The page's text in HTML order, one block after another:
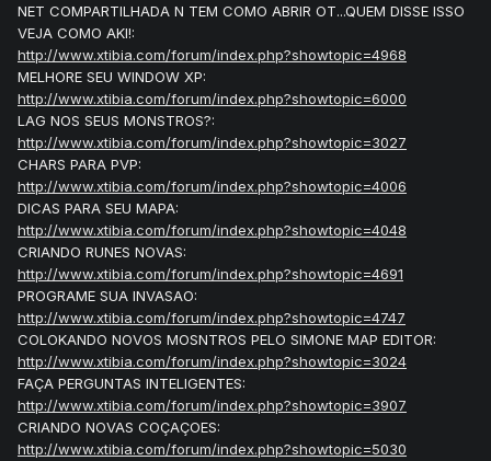
NET COMPARTILHADA N TEM COMO ABRIR OT...QUEM DISSE ISSO
VEJA COMO AKI!:
http://www.xtibia.com/forum/index.php?showtopic=4968
MELHORE SEU WINDOW XP:
http://www.xtibia.com/forum/index.php?showtopic=6000
LAG NOS SEUS MONSTROS?:
http://www.xtibia.com/forum/index.php?showtopic=3027
CHARS PARA PVP:
http://www.xtibia.com/forum/index.php?showtopic=4006
DICAS PARA SEU MAPA:
http://www.xtibia.com/forum/index.php?showtopic=4048
CRIANDO RUNES NOVAS:
http://www.xtibia.com/forum/index.php?showtopic=4691
PROGRAME SUA INVASAO:
http://www.xtibia.com/forum/index.php?showtopic=4747
COLOKANDO NOVOS MOSNTROS PELO SIMONE MAP EDITOR:
http://www.xtibia.com/forum/index.php?showtopic=3024
FAÇA PERGUNTAS INTELIGENTES:
http://www.xtibia.com/forum/index.php?showtopic=3907
CRIANDO NOVAS COÇAÇOES:
http://www.xtibia.com/forum/index.php?showtopic=5030